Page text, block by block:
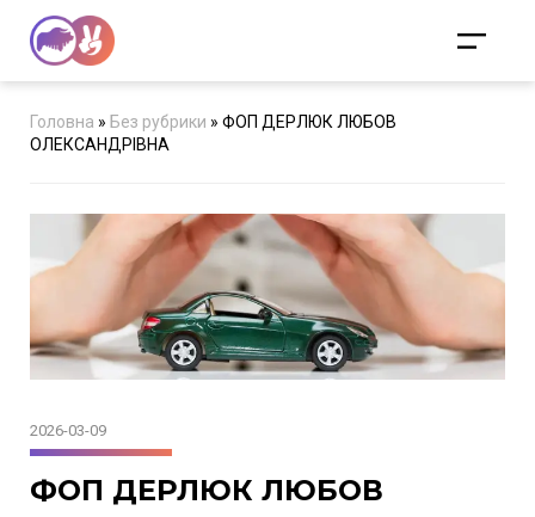
Головна » Без рубрики » ФОП ДЕРЛЮК ЛЮБОВ
ОЛЕКСАНДРІВНА
2026-03-09
ФОП ДЕРЛЮК ЛЮБОВ